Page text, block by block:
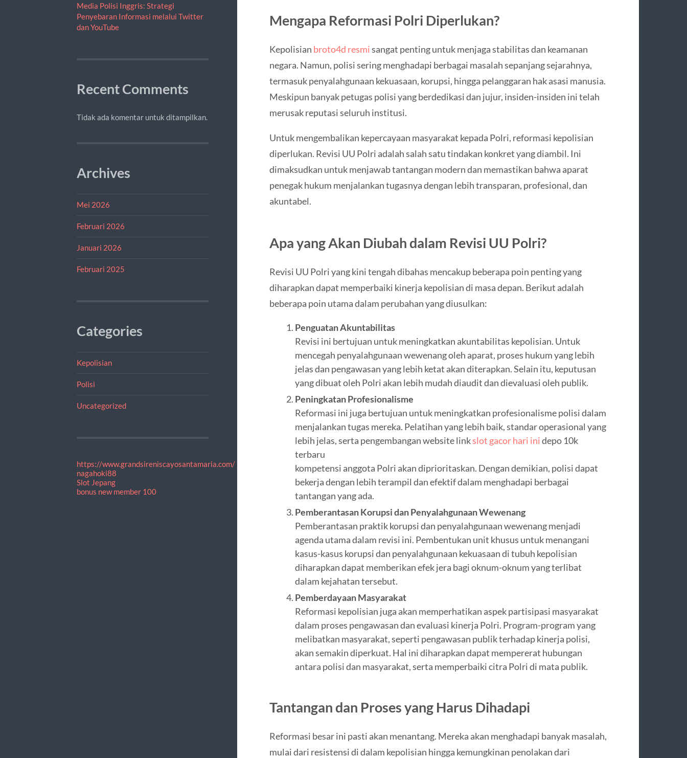
Media Polisi Inggris: Strategi
Penyebaran Informasi melalui Twitter
dan YouTube
Recent Comments
Tidak ada komentar untuk ditampilkan.
Archives
Mei 2026
Februari 2026
Januari 2026
Februari 2025
Categories
Kepolisian
Polisi
Uncategorized
https://www.grandsireniscayosantamaria.com/
nagahoki88
Slot Jepang
bonus new member 100
Mengapa Reformasi Polri Diperlukan?
Kepolisian broto4d resmisangat penting untuk menjaga stabilitas dan keamanan
negara. Namun, polisi sering menghadapi berbagai masalah sepanjang sejarahnya,
termasuk penyalahgunaan kekuasaan, korupsi, hingga pelanggaran hak asasi manusia.
Meskipun banyak petugas polisi yang berdedikasi dan jujur, insiden-insiden ini telah
merusak reputasi seluruh institusi.
Untuk mengembalikan kepercayaan masyarakat kepada Polri, reformasi kepolisian
diperlukan. Revisi UU Polri adalah salah satu tindakan konkret yang diambil. Ini
dimaksudkan untuk menjawab tantangan modern dan memastikan bahwa aparat
penegak hukum menjalankan tugasnya dengan lebih transparan, profesional, dan
akuntabel.
Apa yang Akan Diubah dalam Revisi UU Polri?
Revisi UU Polri yang kini tengah dibahas mencakup beberapa poin penting yang
diharapkan dapat memperbaiki kinerja kepolisian di masa depan. Berikut adalah
beberapa poin utama dalam perubahan yang diusulkan:
Penguatan Akuntabilitas
Revisi ini bertujuan untuk meningkatkan akuntabilitas kepolisian. Untuk
mencegah penyalahgunaan wewenang oleh aparat, proses hukum yang lebih
jelas dan pengawasan yang lebih ketat akan diterapkan. Selain itu, keputusan
yang dibuat oleh Polri akan lebih mudah diaudit dan dievaluasi oleh publik.
Peningkatan Profesionalisme
Reformasi ini juga bertujuan untuk meningkatkan profesionalisme polisi dalam
menjalankan tugas mereka. Pelatihan yang lebih baik, standar operasional yang
lebih jelas, serta pengembangan website linkslot gacor hari inidepo 10k
terbaru
kompetensi anggota Polri akan diprioritaskan. Dengan demikian, polisi dapat
bekerja dengan lebih terampil dan efektif dalam menghadapi berbagai
tantangan yang ada.
Pemberantasan Korupsi dan Penyalahgunaan Wewenang
Pemberantasan praktik korupsi dan penyalahgunaan wewenang menjadi
agenda utama dalam revisi ini. Pembentukan unit khusus untuk menangani
kasus-kasus korupsi dan penyalahgunaan kekuasaan di tubuh kepolisian
diharapkan dapat memberikan efek jera bagi oknum-oknum yang terlibat
dalam kejahatan tersebut.
Pemberdayaan Masyarakat
Reformasi kepolisian juga akan memperhatikan aspek partisipasi masyarakat
dalam proses pengawasan dan evaluasi kinerja Polri. Program-program yang
melibatkan masyarakat, seperti pengawasan publik terhadap kinerja polisi,
akan semakin diperkuat. Hal ini diharapkan dapat mempererat hubungan
antara polisi dan masyarakat, serta memperbaiki citra Polri di mata publik.
Tantangan dan Proses yang Harus Dihadapi
Reformasi besar ini pasti akan menantang. Mereka akan menghadapi banyak masalah,
mulai dari resistensi di dalam kepolisian hingga kemungkinan penolakan dari